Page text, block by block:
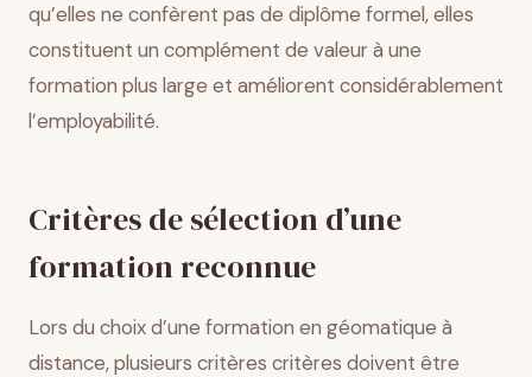
qu’elles ne confèrent pas de diplôme formel, elles
constituent un complément de valeur à une
formation plus large et améliorent considérablement
l’employabilité.
Critères de sélection d’une
formation reconnue
Lors du choix d’une formation en géomatique à
distance, plusieurs critères critères doivent être